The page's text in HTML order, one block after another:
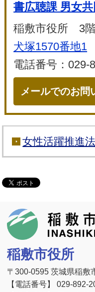
書広聴課 男女
稲敷市役所 3
犬塚1570番地1
電話番号：029-
メールでのお問
女性活躍推進
稲敷市役所
〒300-0595 茨城県稲敷
【電話番号】 029-892-